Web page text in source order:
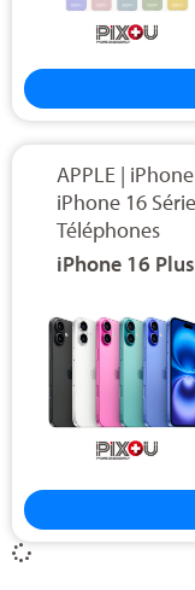
APPLE |
iPhone 16
Téléphones
iPhone 16 Plus